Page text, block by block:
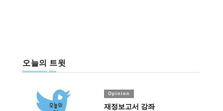
오늘의 트윗
Opinion
재정보고서 강좌